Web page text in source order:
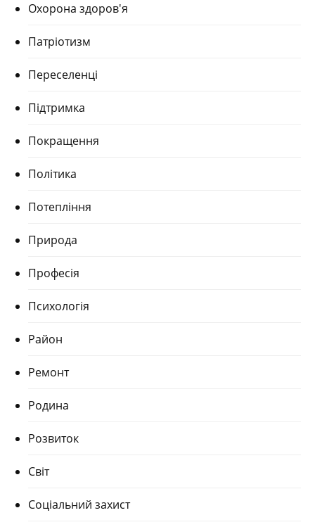
Охорона здоров'я
Патріотизм
Переселенці
Підтримка
Покращення
Політика
Потепління
Природа
Професія
Психологія
Район
Ремонт
Родина
Розвиток
Світ
Соціальний захист